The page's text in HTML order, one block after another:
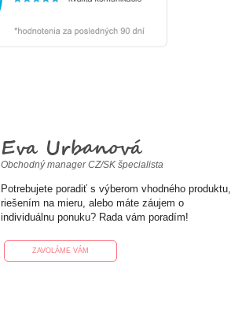
Eva Urbanová
Obchodný manager CZ/SK špecialista
Potrebujete poradiť s výberom vhodného produktu,
riešením na mieru, alebo máte záujem o
individuálnu ponuku? Rada vám poradím!
ZAVOLÁME VÁM